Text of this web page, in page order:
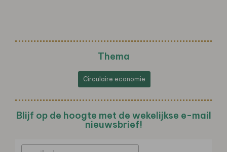
Thema
Circulaire economie
Blijf op de hoogte met de wekelijkse e-mail
nieuwsbrief!